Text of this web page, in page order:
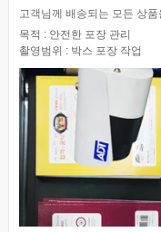
고객님께 배송되는 모든 상
목적 : 안전한 포장 관리
촬영범위 : 박스 포장 작업